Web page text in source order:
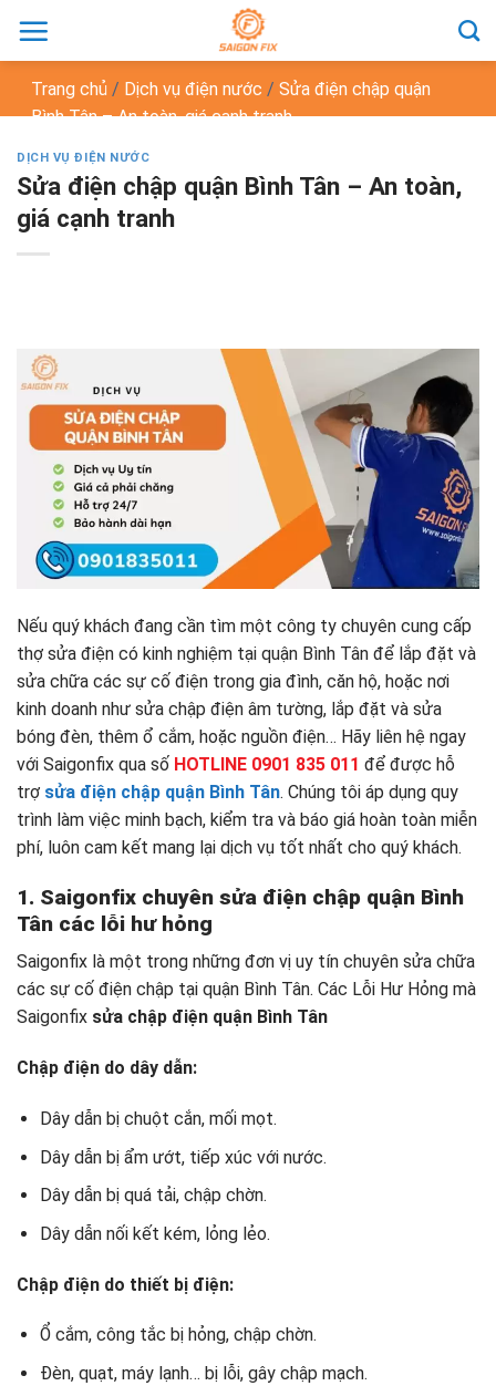
đến
dungTrang chủ / Dịch vụ điện nước / Sửa điện chập quận
Bình Tân – An toàn, giá cạnh tranh
DỊCH VỤ ĐIỆN NƯỚC
Sửa điện chập quận Bình Tân – An toàn,
giá cạnh tranh
Nếu quý khách đang cần tìm một công ty chuyên cung cấp
thợ sửa điện có kinh nghiệm tại quận Bình Tân để lắp đặt và
sửa chữa các sự cố điện trong gia đình, căn hộ, hoặc nơi
kinh doanh như sửa chập điện âm tường, lắp đặt và sửa
bóng đèn, thêm ổ cắm, hoặc nguồn điện… Hãy liên hệ ngay
với Saigonfix qua số HOTLINE 0901 835 011 để được hỗ
trợ sửa điện chập quận Bình Tân. Chúng tôi áp dụng quy
trình làm việc minh bạch, kiểm tra và báo giá hoàn toàn miễn
phí, luôn cam kết mang lại dịch vụ tốt nhất cho quý khách.
1. Saigonfix chuyên sửa điện chập quận Bình
Tân các lỗi hư hỏng
Saigonfix là một trong những đơn vị uy tín chuyên sửa chữa
các sự cố điện chập tại quận Bình Tân. Các Lỗi Hư Hỏng mà
Saigonfix sửa chập điện quận Bình Tân
Chập điện do dây dẫn:
Dây dẫn bị chuột cắn, mối mọt.
Dây dẫn bị ẩm ướt, tiếp xúc với nước.
Dây dẫn bị quá tải, chập chờn.
Dây dẫn nối kết kém, lỏng lẻo.
Chập điện do thiết bị điện:
Ổ cắm, công tắc bị hỏng, chập chờn.
Đèn, quạt, máy lạnh… bị lỗi, gây chập mạch.